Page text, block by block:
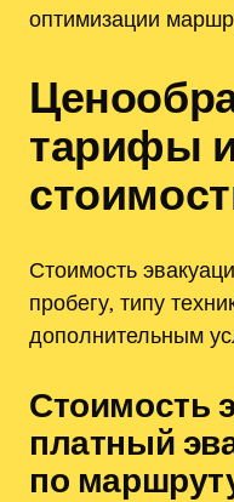
оптимизации
тарифы
Стоимость
пробегу‚ типу
дополнительным
Стоимость
платный
по